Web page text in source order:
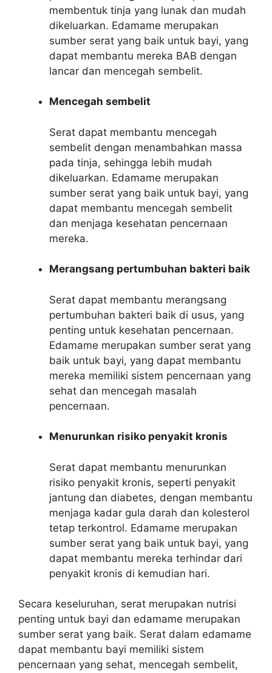
membentuk tinja yang lunak dan mudah
dikeluarkan. Edamame merupakan
sumber serat yang baik untuk bayi, yang
dapat membantu mereka BAB dengan
lancar dan mencegah sembelit.
Mencegah sembelit
Serat dapat membantu mencegah
sembelit dengan menambahkan massa
pada tinja, sehingga lebih mudah
dikeluarkan. Edamame merupakan
sumber serat yang baik untuk bayi, yang
dapat membantu mencegah sembelit
dan menjaga kesehatan pencernaan
mereka.
Merangsang pertumbuhan bakteri baik
Serat dapat membantu merangsang
pertumbuhan bakteri baik di usus, yang
penting untuk kesehatan pencernaan.
Edamame merupakan sumber serat yang
baik untuk bayi, yang dapat membantu
mereka memiliki sistem pencernaan yang
sehat dan mencegah masalah
pencernaan.
Menurunkan risiko penyakit kronis
Serat dapat membantu menurunkan
risiko penyakit kronis, seperti penyakit
jantung dan diabetes, dengan membantu
menjaga kadar gula darah dan kolesterol
tetap terkontrol. Edamame merupakan
sumber serat yang baik untuk bayi, yang
dapat membantu mereka terhindar dari
penyakit kronis di kemudian hari.
Secara keseluruhan, serat merupakan nutrisi
penting untuk bayi dan edamame merupakan
sumber serat yang baik. Serat dalam edamame
dapat membantu bayi memiliki sistem
pencernaan yang sehat, mencegah sembelit,